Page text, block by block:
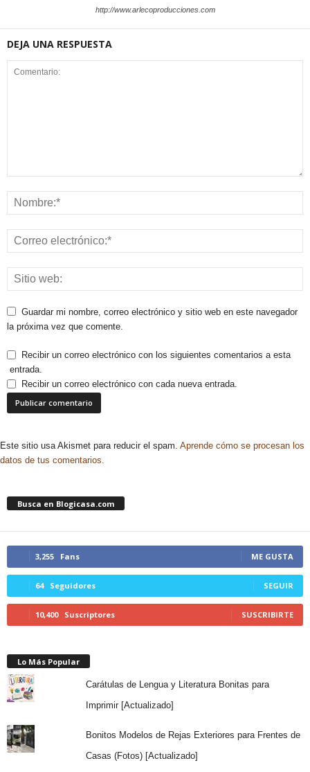
http://www.arlecoproducciones.com
DEJA UNA RESPUESTA
Guardar mi nombre, correo electrónico y sitio web en este navegador
la próxima vez que comente.
Recibir un correo electrónico con los siguientes comentarios a esta
entrada.
Recibir un correo electrónico con cada nueva entrada.
Este sitio usa Akismet para reducir el spam. Aprende cómo se procesan los
datos de tus comentarios.
Busca en Blogicasa.com
3,255 Fans ME GUSTA
64 Seguidores SEGUIR
10,400 Suscriptores SUSCRIBIRTE
Lo Más Popular
Carátulas de Lengua y Literatura Bonitas para
Imprimir [Actualizado]
Bonitos Modelos de Rejas Exteriores para Frentes de
Casas (Fotos) [Actualizado]